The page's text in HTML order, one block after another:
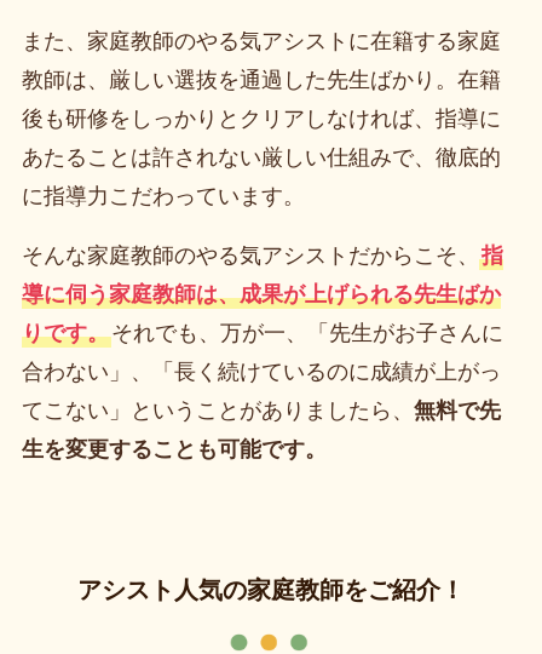
また、家庭教師のやる気アシストに在籍する家庭
教師は、厳しい選抜を通過した先生ばかり。在籍
後も研修をしっかりとクリアしなければ、指導に
あたることは許されない厳しい仕組みで、徹底的
に指導力こだわっています。
そんな家庭教師のやる気アシストだからこそ、 指
導に伺う家庭教師は、成果が上げられる先生ばか
りです。それでも、万が一、「先生がお子さんに
合わない」、「長く続けているのに成績が上がっ
てこない」ということがありましたら、 無料で先
生を変更することも可能です。
アシスト人気の家庭教師をご紹介！